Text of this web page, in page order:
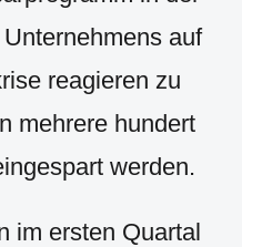
auf
reagieren zu
mehrere hundert
werden.
im ersten Quartal